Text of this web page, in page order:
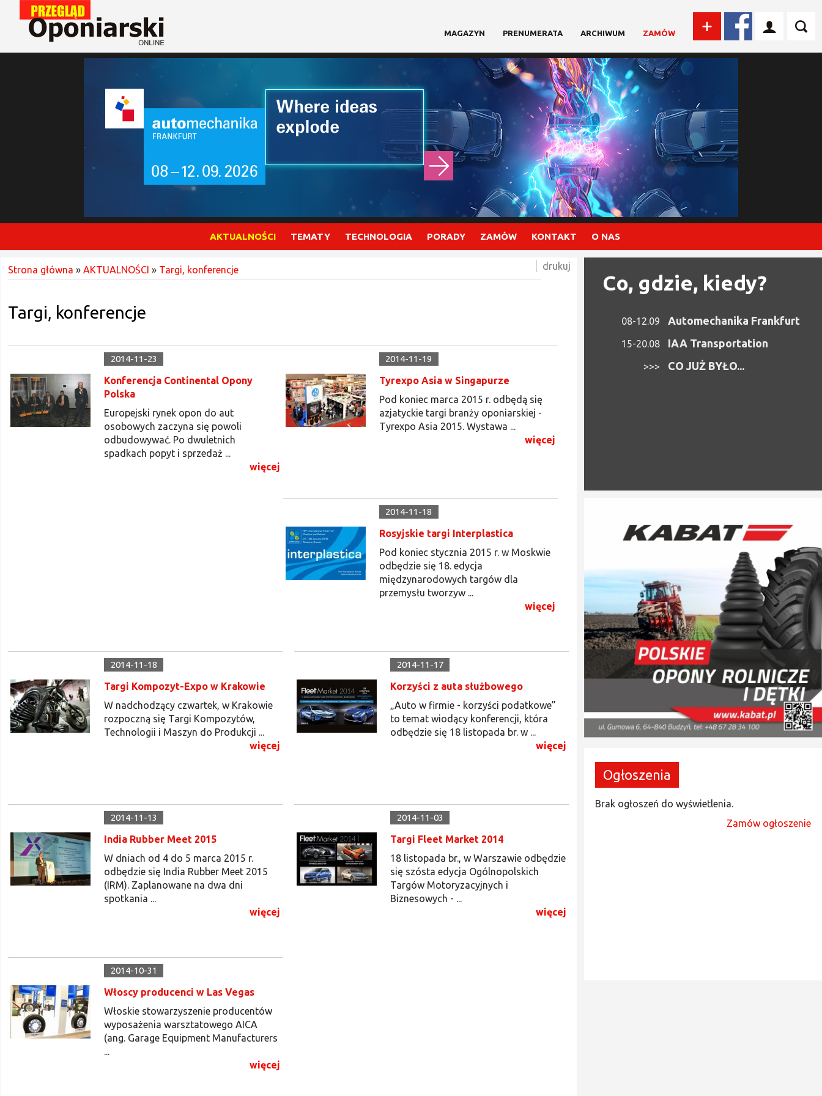
MAGAZYN PRENUMERATA ARCHIWUM ZAMÓW
AKTUALNOŚCI TEMATY TECHNOLOGIA PORADY ZAMÓW KONTAKT O NAS
Strona główna » AKTUALNOŚCI » Targi, konferencje
Targi, konferencje
2014-11-23
Konferencja Continental Opony
Polska
Europejski rynek opon do aut
osobowych zaczyna się powoli
odbudowywać. Po dwuletnich
spadkach popyt i sprzedaż ...
więcej
2014-11-19
Tyrexpo Asia w Singapurze
Pod koniec marca 2015 r. odbędą się
azjatyckie targi branży oponiarskiej -
Tyrexpo Asia 2015. Wystawa ...
więcej
2014-11-18
Rosyjskie targi Interplastica
Pod koniec stycznia 2015 r. w Moskwie
odbędzie się 18. edycja
międzynarodowych targów dla
przemysłu tworzyw ...
więcej
2014-11-18
Targi Kompozyt-Expo w Krakowie
W nadchodzący czwartek, w Krakowie
rozpoczną się Targi Kompozytów,
Technologii i Maszyn do Produkcji ...
więcej
2014-11-17
Korzyści z auta służbowego
„Auto w firmie - korzyści podatkowe”
to temat wiodący konferencji, która
odbędzie się 18 listopada br. w ...
więcej
2014-11-13
India Rubber Meet 2015
W dniach od 4 do 5 marca 2015 r.
odbędzie się India Rubber Meet 2015
(IRM). Zaplanowane na dwa dni
spotkania ...
więcej
2014-11-03
Targi Fleet Market 2014
18 listopada br., w Warszawie odbędzie
się szósta edycja Ogólnopolskich
Targów Motoryzacyjnych i
Biznesowych - ...
więcej
2014-10-31
Włoscy producenci w Las Vegas
Włoskie stowarzyszenie producentów
wyposażenia warsztatowego AICA
(ang. Garage Equipment Manufacturers
...
więcej
drukuj
Co, gdzie, kiedy?
08-12.09 Automechanika Frankfurt
15-20.08 IAA Transportation
>>> CO JUŻ BYŁO...
Ogłoszenia
Brak ogłoszeń do wyświetlenia.
Zamów ogłoszenie